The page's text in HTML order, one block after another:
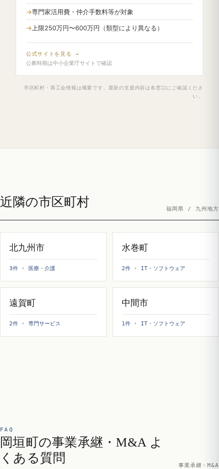
専門家活用費・仲介手数料等が対象
上限250万円〜600万円（類型により異なる）
公式サイトを見る →
公募時期は中小企業庁サイトで確認
市区町村・商工会情報は概要です。最新の支援内容は各窓口にご確認くださ
い。
近隣の市区町村 福岡県 / 九州地方
北九州市
3件 · 医療・介護
水巻町
2件 · IT・ソフトウェア
遠賀町
2件 · 専門サービス
中間市
1件 · IT・ソフトウェア
FAQ
岡垣町の事業承継・M&A よ
くある質問
事業承継・M&A